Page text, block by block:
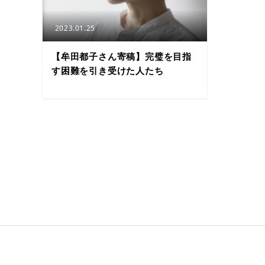
2023.01.25
【牟田都子さん寄稿】完璧を目指
す困難を引き受けた人たち